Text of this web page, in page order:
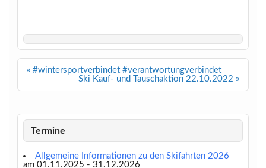
Beitragsnavigation
« #wintersportverbindet #verantwortungverbindet
Ski Kauf- und Tauschaktion 22.10.2022 »
Termine
Allgemeine Informationen zu den Skifahrten 2026
am 01.11.2025 - 31.12.2026